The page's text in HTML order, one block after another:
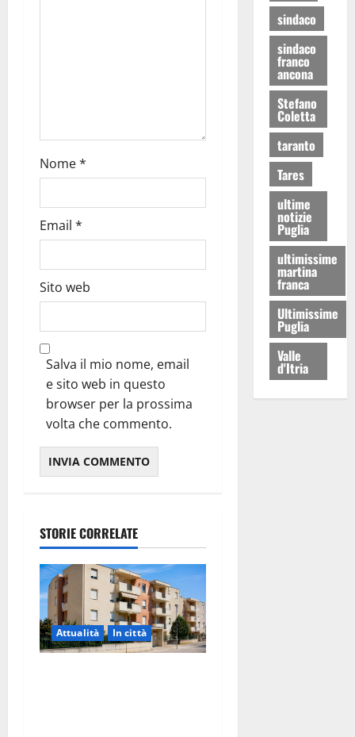
Nome*
Email *
Sito web
Salva il mio nome, email
e sito web in questo
browser per la prossima
volta che commento.
STORIE CORRELATE
Attualità In città
sindaco
sindaco
franco
ancona
Stefano
Coletta
taranto
Tares
ultime
notizie
Puglia
ultimissime
martina
franca
Ultimissime
Puglia
Valle
d'Itria